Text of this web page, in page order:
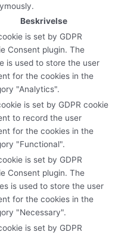
Beskrivelse
is set by GDPR
Consent plugin. The
is used to store the user
for the cookies in the
"Analytics".
is set by GDPR cookie
to record the user
for the cookies in the
"Functional".
is set by GDPR
Consent plugin. The
is used to store the user
for the cookies in the
"Necessary".
is set by GDPR